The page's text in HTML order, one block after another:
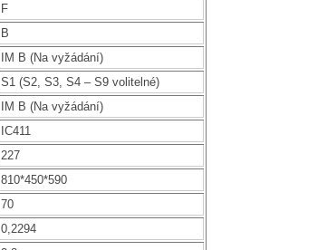
F
B
IM B (Na vyžádání)
S1 (S2, S3, S4 – S9 volitelné)
IM B (Na vyžádání)
IC411
227
810*450*590
70
0,2294